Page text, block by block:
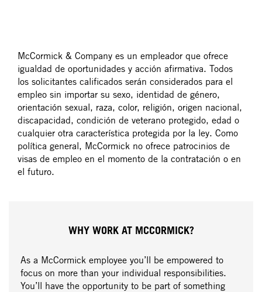
McCormick & Company es un empleador que ofrece
igualdad de oportunidades y acción afirmativa. Todos
los solicitantes calificados serán considerados para el
empleo sin importar su sexo, identidad de género,
orientación sexual, raza, color, religión, origen nacional,
discapacidad, condición de veterano protegido, edad o
cualquier otra característica protegida por la ley. Como
política general, McCormick no ofrece patrocinios de
visas de empleo en el momento de la contratación o en
el futuro.
WHY WORK AT MCCORMICK?
As a McCormick employee you’ll be empowered to
focus on more than your individual responsibilities.
You’ll have the opportunity to be part of something